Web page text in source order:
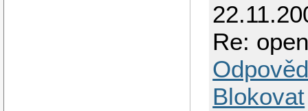
Re:
Blokovat